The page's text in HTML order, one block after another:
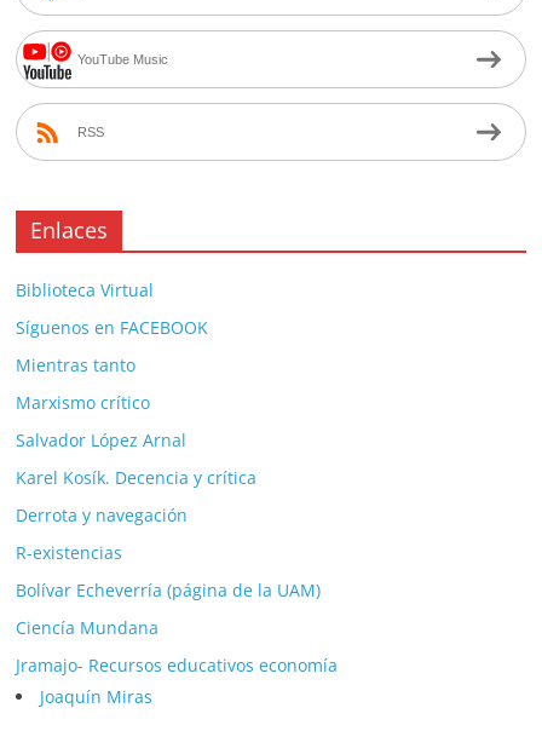
YouTube Music
RSS
Enlaces
Biblioteca Virtual
Síguenos en FACEBOOK
Mientras tanto
Marxismo crítico
Salvador López Arnal
Karel Kosík. Decencia y crítica
Derrota y navegación
R-existencias
Bolívar Echeverría (página de la UAM)
Ciencía Mundana
Jramajo- Recursos educativos economía
Joaquín Miras